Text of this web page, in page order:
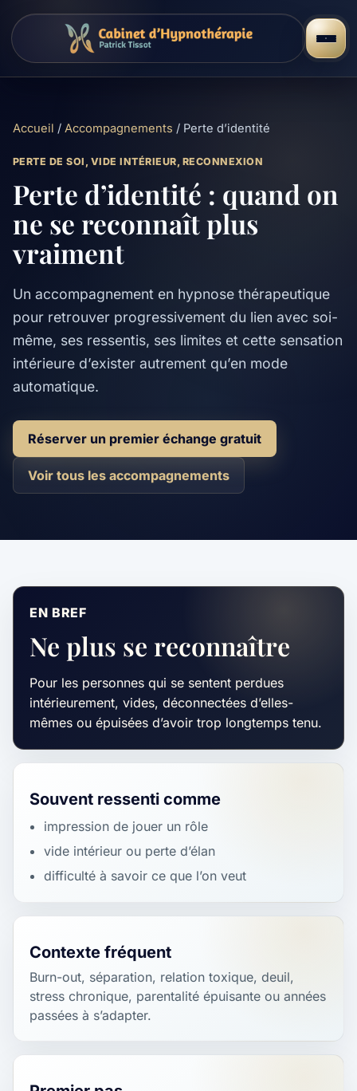
Accueil / Accompagnements / Perte d’identité
PERTE DE SOI, VIDE INTÉRIEUR, RECONNEXION
Perte d’identité : quand on
ne se reconnaît plus
vraiment
Un accompagnement en hypnose thérapeutique
pour retrouver progressivement du lien avec soi-
même, ses ressentis, ses limites et cette sensation
intérieure d’exister autrement qu’en mode
automatique.
Réserver un premier échange gratuit
Voir tous les accompagnements
EN BREF
Ne plus se reconnaître
Pour les personnes qui se sentent perdues
intérieurement, vides, déconnectées d’elles-
mêmes ou épuisées d’avoir trop longtemps tenu.
Souvent ressenti comme
impression de jouer un rôle
vide intérieur ou perte d’élan
difficulté à savoir ce que l’on veut
Contexte fréquent
Burn-out, séparation, relation toxique, deuil,
stress chronique, parentalité épuisante ou années
passées à s’adapter.